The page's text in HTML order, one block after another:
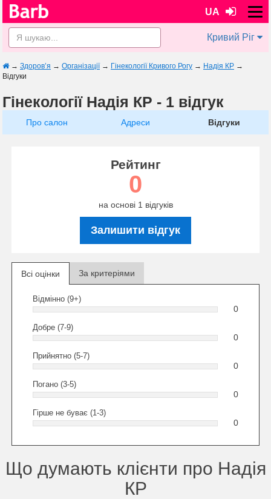
UA
Кривий Ріг
→ Здоров’я → Організації → Гінекології Кривого Рогу → Надія КР →
Відгуки
Гінекології Надія КР - 1 відгук
Про салон Адреси Відгуки
Рейтинг
0
на основі 1 відгуків
Залишити відгук
Всі оцінки За критеріями
Відмінно (9+)
0
Добре (7-9)
0
Прийнятно (5-7)
0
Погано (3-5)
0
Гірше не буває (1-3)
0
Що думають клієнти про Надія
КР